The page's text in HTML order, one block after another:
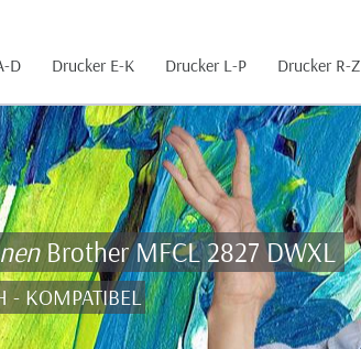
D Drucker E-K Drucker L-P Drucker R-Z
Brother MFCL 2827 DWXL
- KOMPATIBEL